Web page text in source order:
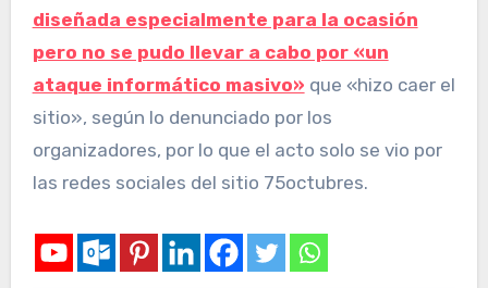
diseñada especialmente para la ocasión
pero no se pudo llevar a cabo por «un
ataque informático masivo» que «hizo caer el
sitio», según lo denunciado por los
organizadores, por lo que el acto solo se vio por
las redes sociales del sitio 75octubres.